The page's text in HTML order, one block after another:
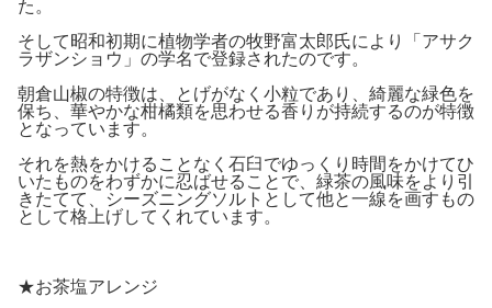
た。
そして昭和初期に植物学者の牧野富太郎氏により「アサク
ラザンショウ」の学名で登録されたのです。
朝倉山椒の特徴は、とげがなく小粒であり、綺麗な緑色を
保ち、華やかな柑橘類を思わせる香りが持続するのが特徴
となっています。
それを熱をかけることなく石臼でゆっくり時間をかけてひ
いたものをわずかに忍ばせることで、緑茶の風味をより引
きたてて、シーズニングソルトとして他と一線を画すもの
として格上げしてくれています。
★お茶塩アレンジ